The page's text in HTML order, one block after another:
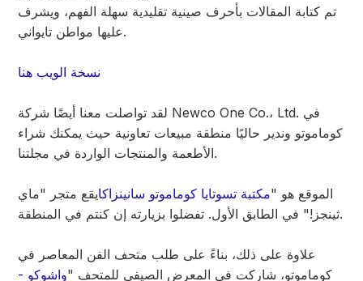
تم كتابة المقالات بأحرف صينية تقليدية سهلة الفهم، ويشرف
عليها مواطن تايواني.
نسخة الويب هنا
لقد تواصلت معنا أيضًا شركة Newco One Co.، Ltd. في
كوماموتو وندير حاليًا منطقة مبيعات تعاونية حيث يمكنك شراء
الأطعمة والمنتجات الواردة في مجلتنا.
الموقع هو "مكتبة تسوتايا كوماموتو سانينزاكايقع متجر "ماي
ثينجز!" في الطابق الأول. تفضلوا بزيارته إن كنتم في المنطقة.
علاوة على ذلك، بناءً على طلب متحف الفن المعاصر في
كوماموتو، شاركت في المعرض الصيفي للمتحف "واشوكو -